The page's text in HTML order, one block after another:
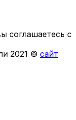
соглашаетесь с
2021 © сайт